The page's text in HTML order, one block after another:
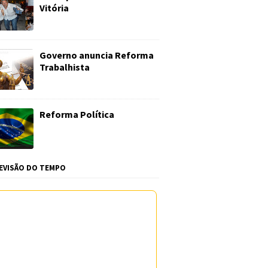
Vitória
Governo anuncia Reforma
Trabalhista
Reforma Política
DO TEMPO